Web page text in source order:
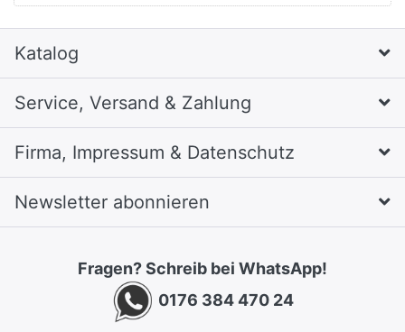
Katalog
Service, Versand & Zahlung
Firma, Impressum & Datenschutz
Newsletter abonnieren
Fragen? Schreib bei WhatsApp!
0176 384 470 24